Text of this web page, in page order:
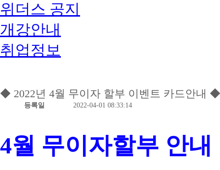
위더스 공지
개강안내
취업정보
◆ 2022년 4월 무이자 할부 이벤트 카드안내 ◆
등록일 2022-04-01 08:33:14
4월 무이자할부 안내